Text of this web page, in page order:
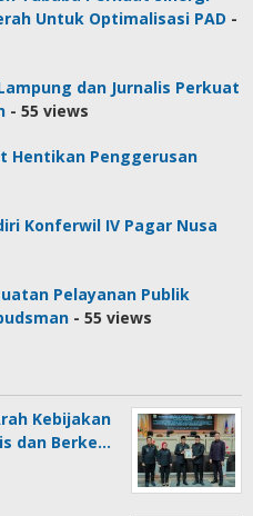
Untuk Optimalisasi PAD -
dan Jurnalis Perkuat
- 55 views
Hentikan Penggerusan
Konferwil IV Pagar Nusa
Pelayanan Publik
- 55 views
Kebijakan
dan Berke…